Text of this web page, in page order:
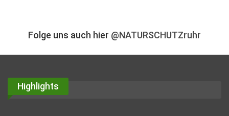
Folge uns auch hier @NATURSCHUTZruhr
Highlights